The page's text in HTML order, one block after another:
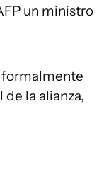
un ministro
formalmente
la alianza,